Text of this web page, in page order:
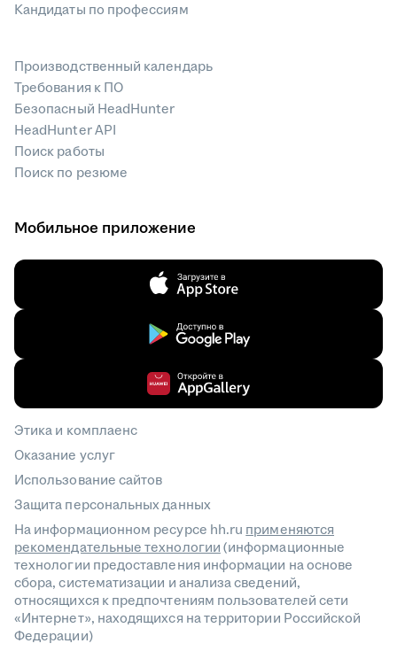
Кандидаты по профессиям
Производственный календарь
Требования к ПО
Безопасный HeadHunter
HeadHunter API
Поиск работы
Поиск по резюме
Мобильное приложение
Этика и комплаенс
Оказание услуг
Использование сайтов
Защита персональных данных
На информационном ресурсе hh.ru применяются
рекомендательные технологии(информационные
технологии предоставления информации на основе
сбора, систематизации и анализа сведений,
относящихся к предпочтениям пользователей сети
«Интернет», находящихся на территории Российской
Федерации)